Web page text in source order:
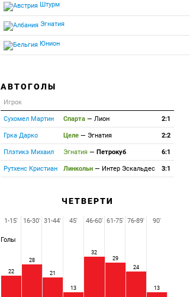
Штурм
Эгнатия
Юнион
АВТОГОЛЫ
Игрок
Сухомел Мартин Спарта — Лион 2:1
Грка Дарко Целе — Эгнатия 2:2
Плэтикэ Михаил Эгнатия — Петрокуб 6:1
Рутхенс Кристиан Линкольн — Интер Эскальдес 3:1
ЧЕТВЕРТИ
Голы
22
28
21
13
32
29
24
13
1-15' 16-30' 31-44' 45' 46-60' 61-75' 76-89' 90'